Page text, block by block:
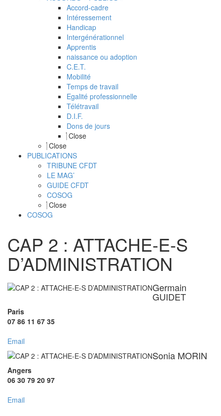
Accord-cadre
Intéressement
Handicap
Intergénérationnel
Apprentis
naissance ou adoption
C.E.T.
Mobilité
Temps de travail
Egalité professionnelle
Télétravail
D.I.F.
Dons de jours
Close
Close
PUBLICATIONS
TRIBUNE CFDT
LE MAG’
GUIDE CFDT
COSOG
Close
COSOG
CAP 2 : ATTACHE-E-S
D’ADMINISTRATION
Germain
GUIDET
Paris
07 86 11 67 35
Email
Sonia MORIN
Angers
06 30 79 20 97
Email